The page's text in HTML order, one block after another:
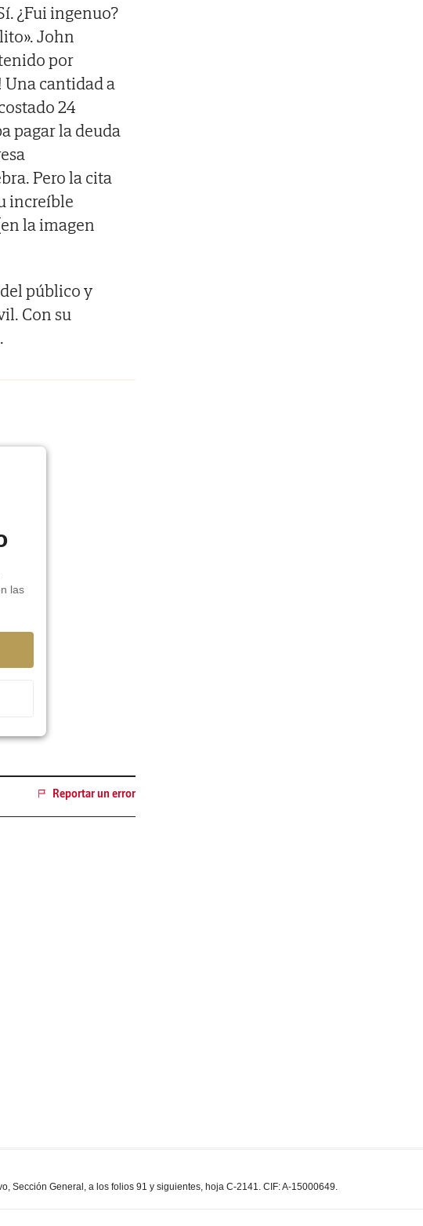
¿Fui ingenuo?
John
por
Una cantidad a
24
pagar la deuda
Pero la cita
increíble
la imagen
público y
Con su
las
Reportar un error
Sección General, a los folios 91 y siguientes, hoja C-2141. CIF: A-15000649.